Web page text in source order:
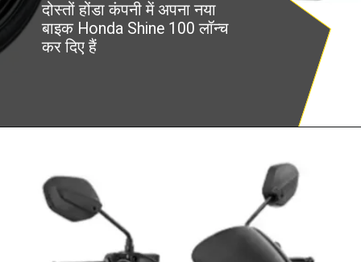
दोस्तों होंडा कंपनी में अपना नया
बाइक Honda Shine 100 लॉन्च
कर दिए हैं